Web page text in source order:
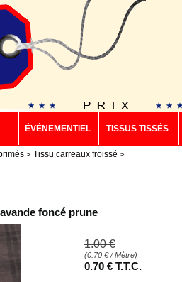
ÉVÉNEMENTIEL TISSUS TISSÉS
Tissu carreaux froissé
foncé prune
1.00 €
(0.70 €/ Mètre)
0.70 € T.T.C.